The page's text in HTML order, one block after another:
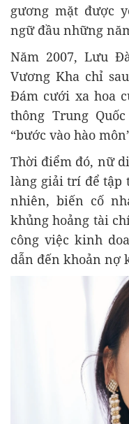
gương mặt được
ngữ đầu những
Năm 2007, Lưu
Vương Kha chỉ
Đám cưới xa hoa
thông Trung
“bước vào hào
Thời điểm đó, nữ
làng giải trí để tập
nhiên, biến cố
khủng hoảng tài
công việc kinh
dẫn đến khoản nợ